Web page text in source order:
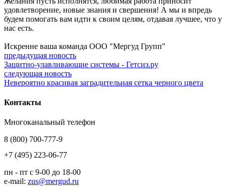
удовлетворение, новые знания и свершения! А мы и впредь
будем помогать вам идти к своим целям, отдавая лучшее, что у
нас есть.
Искренне ваша команда ООО "Мергуд Групп"
предыдущая новость
Защитно-улавливающие системы - Гетсиз.ру
следующая новость
Невероятно красивая заградительная сетка черного цвета
Контакты
Многоканальный телефон
8 (800) 700-777-9
+7 (495) 223-06-77
пн - пт с 9-00 до 18-00
e-mail: zus@mergud.ru